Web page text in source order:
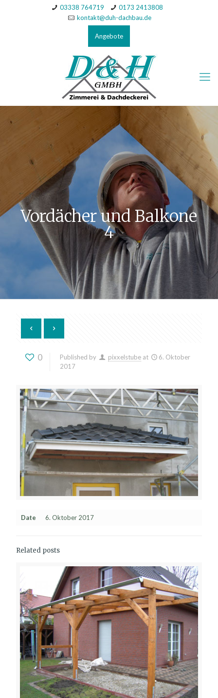
03338 764719
0173 2413808
kontakt@duh-dachbau.de
Angebote
Vordächer und Balkone
4
0 Published by pixxelstube at
6. Oktober
2017
Date 6. Oktober 2017
Related posts